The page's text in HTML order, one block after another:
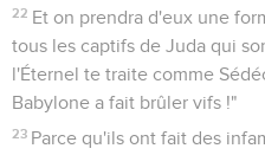
22 Et on prendra d'eux une
tous les captifs de Juda qui
l'Éternel te traite comme
Babylone a fait brûler vifs !"
23 Parce qu'ils ont fait des